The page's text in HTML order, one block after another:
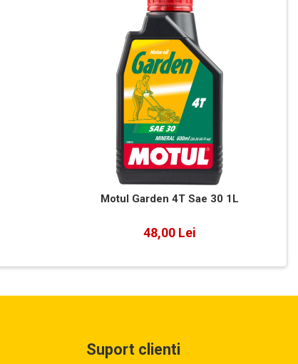
Motul Garden 4T Sae 30 1L
48,00 Lei
Suport clienti